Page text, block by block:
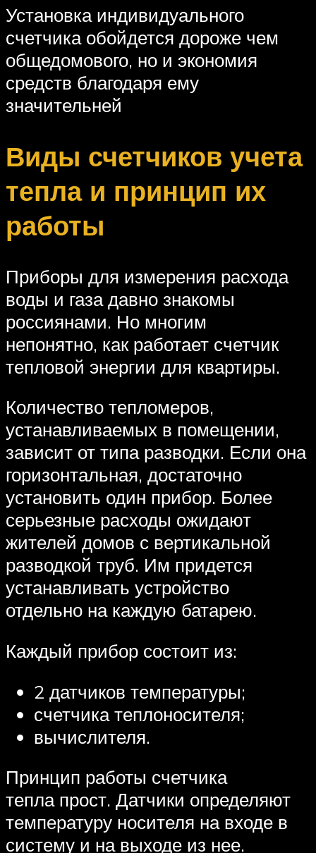
Установка индивидуального
счетчика обойдется дороже чем
общедомового, но и экономия
средств благодаря ему
значительней
Виды счетчиков учета
тепла и принцип их
работы
Приборы для измерения расхода
воды и газа давно знакомы
россиянами. Но многим
непонятно, как работает счетчик
тепловой энергии для квартиры.
Количество тепломеров,
устанавливаемых в помещении,
зависит от типа разводки. Если она
горизонтальная, достаточно
установить один прибор. Более
серьезные расходы ожидают
жителей домов с вертикальной
разводкой труб. Им придется
устанавливать устройство
отдельно на каждую батарею.
Каждый прибор состоит из:
2 датчиков температуры;
счетчика теплоносителя;
вычислителя.
Принцип работы счетчика
тепла прост. Датчики определяют
температуру носителя на входе в
систему и на выходе из нее.